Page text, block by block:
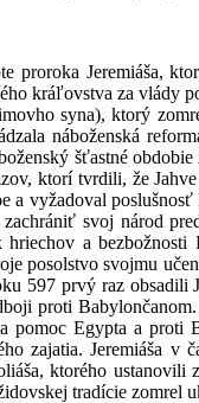
proroka Jeremiáša,
kráľovstva za vlády
syna), ktorý
náboženská
šťastné
ktorí tvrdili, že
a vyžadoval
svoj národ
hriechov a
posolstvo svojmu
597 prvý raz
proti
pomoc Egypta a
zajatia. Jeremiáša
ktorého
tradície zomrel